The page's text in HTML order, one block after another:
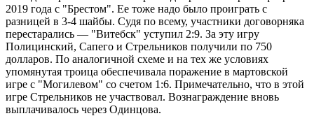
2019 года с "Брестом". Ее тоже надо было проиграть с
разницей в 3-4 шайбы. Судя по всему, участники договорняка
перестарались — "Витебск" уступил 2:9. За эту игру
Полицинский, Сапего и Стрельников получили по 750
долларов. По аналогичной схеме и на тех же условиях
упомянутая троица обеспечивала поражение в мартовской
игре с "Могилевом" со счетом 1:6. Примечательно, что в этой
игре Стрельников не участвовал. Вознаграждение вновь
выплачивалось через Одинцова.